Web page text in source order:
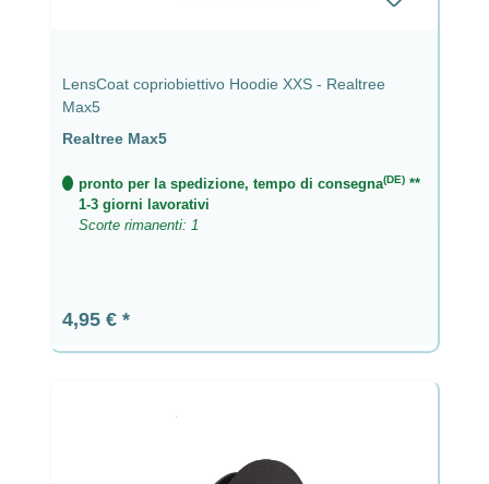
LensCoat copriobiettivo Hoodie XXS - Realtree
Max5
Realtree Max5
pronto per la spedizione, tempo di consegna(DE) **
1-3 giorni lavorativi
Scorte rimanenti: 1
Prezzo normale:
4,95 €